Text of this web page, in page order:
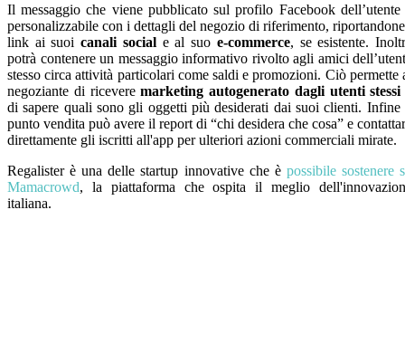
Il messaggio che viene pubblicato sul profilo Facebook dell’utente
personalizzabile con i dettagli del negozio di riferimento,
link ai suoicanali sociale al suo e-commerce, se esistente.
potrà contenere un messaggio informativo rivolto agli amici
stesso circa attività particolari come saldi e promozioni. Ciò permette
negoziante di riceveremarketing autogenerato dagli utenti stessi
di sapere quali sono gli oggetti più desiderati dai suoi clienti. Infine
punto vendita può avere il report di “chi desidera che cosa” e
direttamente gli iscritti all'app per ulteriori azioni commerciali mirate.
Regalister è una delle startup innovative che è possibile sostenere
Mamacrowd, la piattaforma che ospita il meglio
italiana.